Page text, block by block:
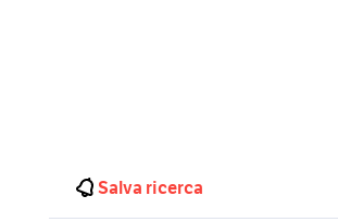
Salva ricerca